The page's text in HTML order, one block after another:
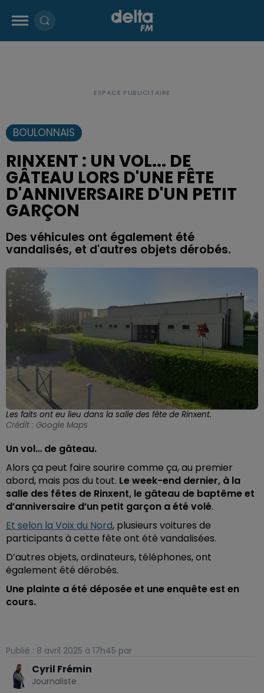
BOULONNAIS
RINXENT : UN VOL... DE
GÂTEAU LORS D'UNE FÊTE
D'ANNIVERSAIRE D'UN PETIT
GARÇON
Des véhicules ont également été
vandalisés, et d'autres objets dérobés.
Les faits ont eu lieu dans la salle des fête de Rinxent.
Crédit : Google Maps
Un vol… de gâteau.
Alors ça peut faire sourire comme ça, au premier
abord, mais pas du tout. Le week-end dernier, à la
salle des fêtes de Rinxent, le gâteau de baptême et
d’anniversaire d’un petit garçon a été volé.
Et selon la Voix du Nord, plusieurs voitures de
participants à cette fête ont été vandalisées.
D’autres objets, ordinateurs, téléphones, ont
également été dérobés.
Une plainte a été déposée et une enquête est en
cours.
Publié : 8 avril 2025 à 17h45 par
Cyril Frémin
Journaliste